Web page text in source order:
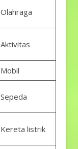
Olahraga
Aktivitas
Mobil
Sepeda
Kereta listrik